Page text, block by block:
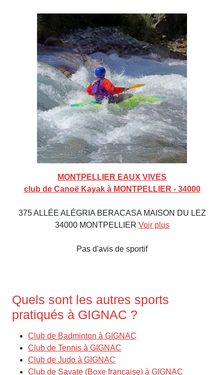
MONTPELLIER EAUX VIVES
club de Canoë Kayak à MONTPELLIER - 34000
375 ALLÉE ALÉGRIA BERACASA MAISON DU LEZ
34000 MONTPELLIER Voir plus
Pas d'avis de sportif
Quels sont les autres sports
pratiqués à GIGNAC ?
Club de Badminton à GIGNAC
Club de Tennis à GIGNAC
Club de Judo à GIGNAC
Club de Savate (Boxe française) à GIGNAC